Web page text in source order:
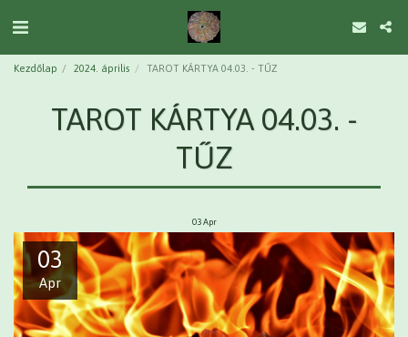
Kezdőlap 2024. április TAROT KÁRTYA 04.03. - TŰZ
TAROT KÁRTYA 04.03. -
TŰZ
03Apr
03
Apr